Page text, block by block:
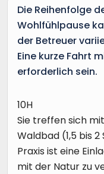
Die Reihenfolge
Wohlfühlpause
der Betreuer
Eine kurze Fahrt
erforderlich sein.
10H
Sie treffen sich
Waldbad (1,5 bis
Praxis ist eine
mit der Natur zu